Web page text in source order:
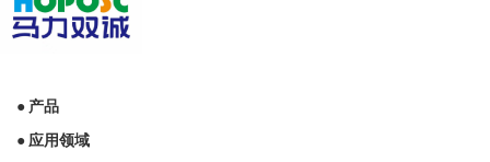
● 产品
● 应用领域